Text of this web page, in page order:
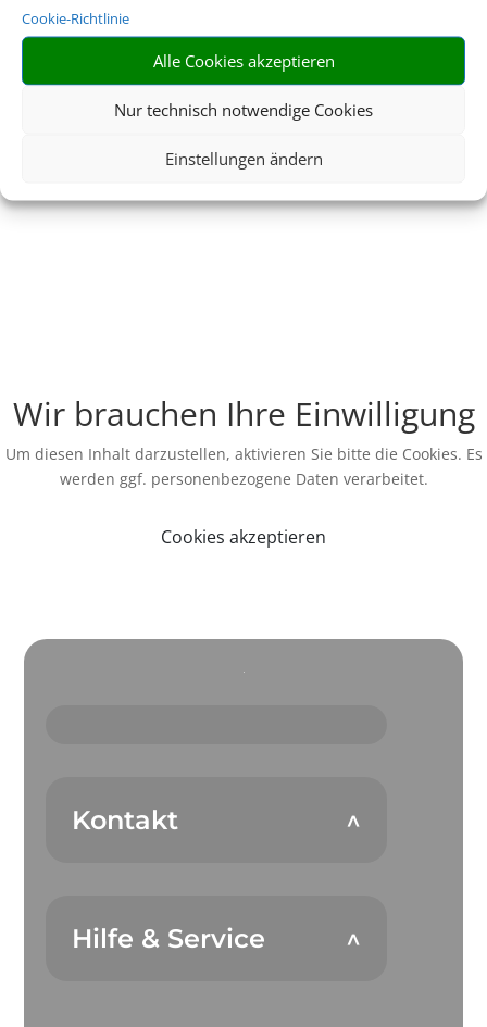
Cookie-Richtlinie
Alle Cookies akzeptieren
Nur technisch notwendige Cookies
Einstellungen ändern
Wir brauchen Ihre Einwilligung
Um diesen Inhalt darzustellen, aktivieren Sie bitte die Cookies. Es
werden ggf. personenbezogene Daten verarbeitet.
Cookies akzeptieren
Kontakt
Hilfe & Service